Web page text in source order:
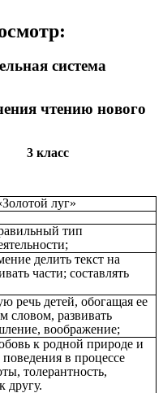
система
нового
луг»
тип
делить текст на
части; составлять
речь детей, обогащая ее
словом, развивать
воображение;
к родной природе и
поведения в процессе
толерантность,
другу.